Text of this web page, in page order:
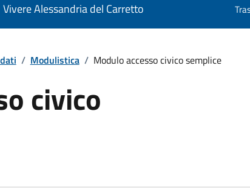
Vivere Alessandria del Carretto
/ Modulistica / Modulo accesso civico semplice
civico